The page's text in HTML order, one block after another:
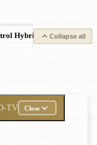
Hybrid (1) Collapse all
TV Close